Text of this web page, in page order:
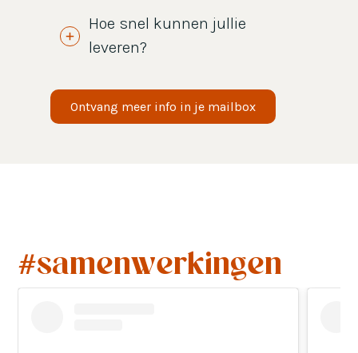
Hoe snel kunnen jullie
leveren?
Ontvang meer info in je mailbox
#samenwerkingen